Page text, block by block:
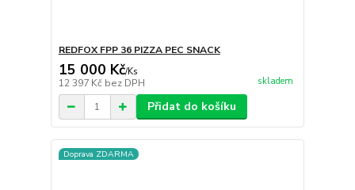
REDFOX FPP 36 PIZZA PEC SNACK
15 000 Kč/Ks
12 397 Kč bez DPH skladem
Přidat do košíku
Doprava ZDARMA